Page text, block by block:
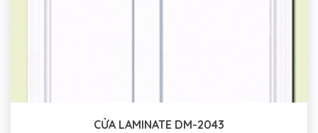
CỬA LAMINATE DM-2043